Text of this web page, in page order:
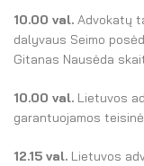
DE
FR
10.00 val. Advokatų
dalyvaus Seimo
Gitanas Nausėda
10.00 val. Lietuvos
garantuojamos
12.15 val. Lietuvos